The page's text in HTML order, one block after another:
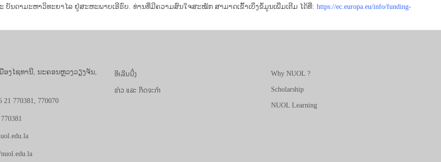
ນດາມະຫາວິທະຍາໄລ ຢູ່ສະຫະພາບເອີຣົບ. ທ່ານທີ່ມີຄວາມສົນໃຈສະໝັກ ສາມາດເຂົ້າເບິ່ງຂໍ້ມູນເພີ່ມເຕີມ ໄດ້ທີ່: https://ec.europa.eu/info/funding-
ອງໄຊທານີ, ນະຄອນຫຼວງວຽງຈັນ,
770381, 770070
ອີເລີນນີ້ງ
ຂ່າວ ແລະ ກິດຈະກຳ
Why NUOL ?
Scholarship
NUOL Learning